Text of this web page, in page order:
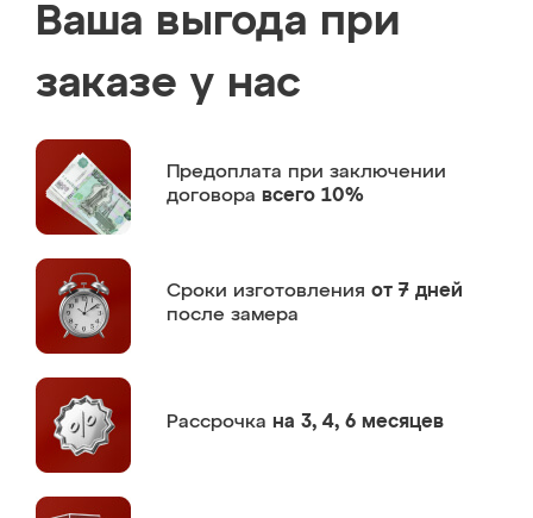
Ваша выгода при
заказе у нас
Предоплата при заключении
договора всего 10%
Сроки изготовления от 7 дней
после замера
Рассрочка на 3, 4, 6 месяцев